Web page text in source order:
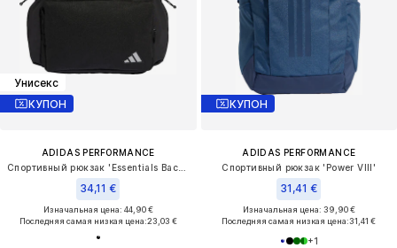
Унисекс
КУПОН
ADIDAS PERFORMANCE
34,11 €
Изначальная цена: 44,90 €
Последняя самая низкая цена:23,03 €
КУПОН
ADIDAS PERFORMANCE
Спортивный рюкзак 'Power VIII'
31,41 €
Изначальная цена: 39,90 €
Последняя самая низкая цена:31,41 €
+1